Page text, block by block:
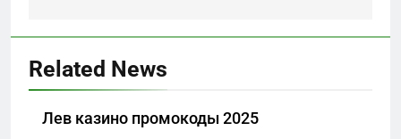
Related News
Лев казино промокоды 2025